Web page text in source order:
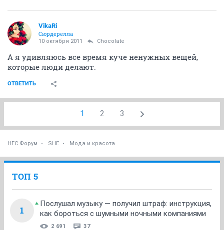
VikaRi
Сюрдерелла
10 октября 2011 Chocolate
А я удивляюсь все время куче ненужных вещей,
которые люди делают.
ОТВЕТИТЬ
1 2 3
НГС.Форум SHE Мода и красота
ТОП 5
1
Послушал музыку — получил штраф: инструкция,
как бороться с шумными ночными компаниями
2 691 37